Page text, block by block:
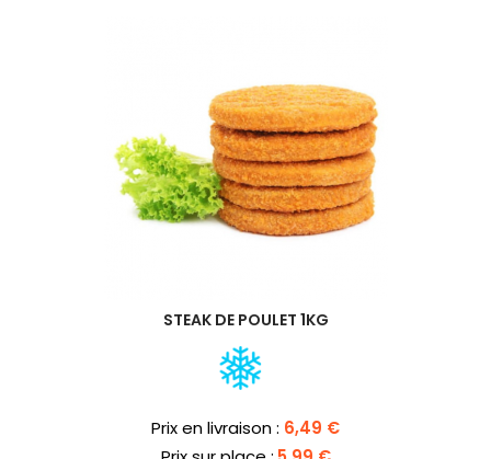
STEAK DE POULET 1KG
Prix
Prix en livraison : 6,49 €